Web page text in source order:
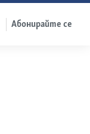
Абонирайте се